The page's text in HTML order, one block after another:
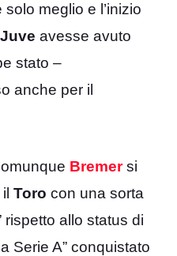
meglio e l’inizio
Juve avesse avuto
stato –
anche per il
Bremersi
Toro con una sorta
rispetto allo status di
Serie A” conquistato